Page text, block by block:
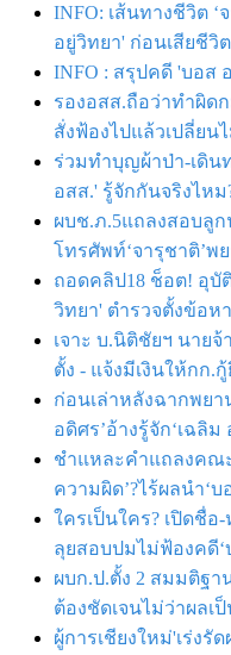
INFO: เส้นทางชีวิต
อยู่วิทยา' ก่อนเสียชีวิ
INFO : สรุปคดี 'บอส
รองอสส.ถือว่าทำผิด
สั่งฟ้องไปแล้วเปลี่ยน
ร่วมทำบุญผ้าป่า-เดิน
อสส.' รู้จักกันจริงไหม
ผบช.ภ.5แถลงสอบลูก
โทรศัพท์‘จารุชาติ’พ
ถอดคลิป18 ช็อต! อุบั
วิทยา' ตำรวจตั้งข้อห
เจาะ บ.นิติชัยฯ นาย
ตั้ง - แจ้งมีเงินให้กก.กู้
ก่อนเล่าหลังฉากพยา
อดิศร’อ้างรู้จัก‘เฉลิม
ชำแหละคำแถลงคณ
ความผิด’?ไร้ผลนำ‘
ใครเป็นใคร? เปิดชื่
ลุยสอบปมไม่ฟ้องคดี‘
ผบก.ป.ตั้ง 2 สมมติฐ
ต้องชัดเจนไม่ว่าผลเป็
ผู้การเชียงใหม่'เร่งรั